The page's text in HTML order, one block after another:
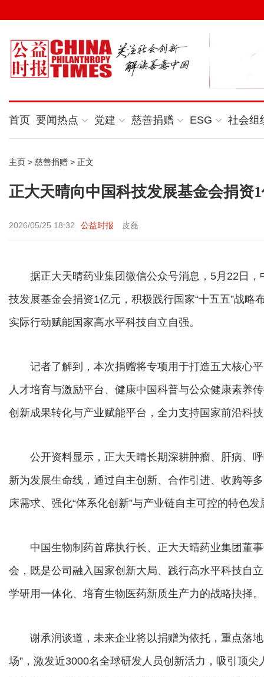
首页 要闻热点 党建 慈善捐赠 ESG 社会组
主页 > 慈善捐赠 > 正文
正大天晴向中国科技发展基金会捐资
2026/05/25 18:32 公益时报 皮磊
据正大天晴药业集团微信公众号消息，5月22日，
技发展基金会捐资1亿元，积极践行国家“十五五”战
实际行动赋能国家高水平科技自立自强。
记者了解到，本次捐赠将专项用于打造五大核心平
人才培育与激励平台、健康中国科普与公众健康素养
创新成果转化与产业赋能平台，全力支持国家前沿科
公开资料显示，正大天晴长期深耕肿瘤、肝病、呼
新为发展生命线，通过自主创新、合作引进、收购等
床需求、强化“体系化创新”与产业链自主可控的特色发
中国生物制药首席执行长、正大天晴药业集团董事
会，既是公司融入国家创新大局、践行高水平科技自
学研用一体化、培育生物医药新质生产力的战略抉择。
谢承润谈道，未来企业将以捐赠为依托，重点落地
场”，激发近3000名全球研发人员创新活力，吸引顶